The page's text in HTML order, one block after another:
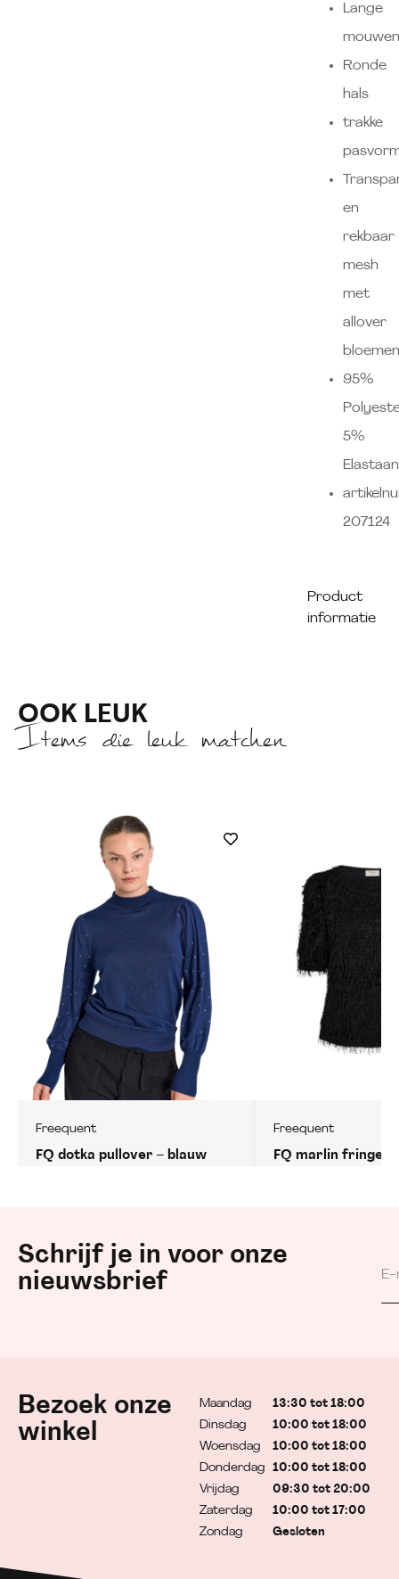
Product
informatie
Lange
Ronde
hals
trakke
en
rekbaar
mesh
met
allover
95%
5%
Elastaan
207124
OOK LEUK
Items die leuk matchen
Freequent
FQ dotka pullover – blauw
Freequent
FQ marlin fringe
Schrijf je in voor onze
nieuwsbrief
Bezoek onze
winkel
Maandag
Dinsdag
Woensdag
Donderdag
Vrijdag
Zaterdag
Zondag
13:30 tot 18:00
10:00 tot 18:00
10:00 tot 18:00
10:00 tot 18:00
09:30 tot 20:00
10:00 tot 17:00
Gesloten